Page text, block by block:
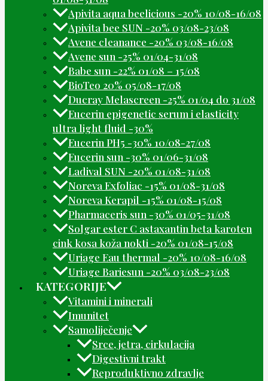
Apivita aqua beelicious -20% 10/08-16/08
Apivita bee SUN -20% 03/08-23/08
Avene cleanance -20% 03/08-16/08
Avene sun -25% 01/04-31/08
Babe sun -22% 01/08 – 15/08
BioTeo 20% 05/08-17/08
Ducray Melascreen -25% 01/04 do 31/08
Eucerin epigenetic serum i elasticity
ultra light fluid -30%
Eucerin PH5 -30% 10/08-27/08
Eucerin sun -30% 01/06-31/08
Ladival SUN -20% 01/08-31/08
Noreva Exfoliac -15% 01/08-31/08
Noreva Kerapil -15% 01/08-15/08
Pharmaceris sun -30% 01/05-31/08
Solgar ester C astaxantin beta karoten
cink kosa koža nokti -20% 01/08-15/08
Uriage Eau thermal -20% 10/08-16/08
Uriage Bariesun -20% 03/08-23/08
KATEGORIJE
Vitamini i minerali
Imunitet
Samoliječenje
Srce, jetra, cirkulacija
Digestivni trakt
Reproduktivno zdravlje